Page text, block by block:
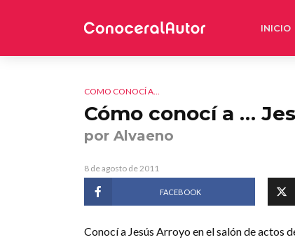
INICIO
COMO CONOCÍ A...
Cómo conocí a …
por Alvaeno
8 de agosto de 2011
FACEBOOK
Conocí a Jesús Arroyo en el salón de actos